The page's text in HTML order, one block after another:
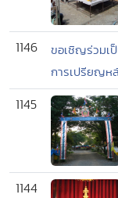
1146
ขอเชิญร่วมเ
การเปรียญห
1145
1144